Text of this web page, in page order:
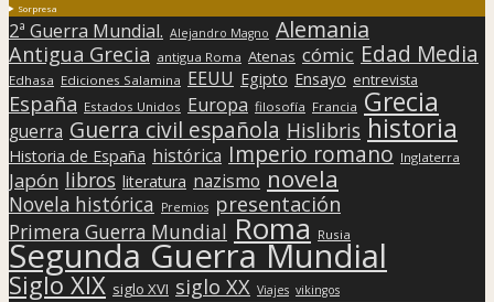
Sorpresa
2ª Guerra Mundial. Alejandro Magno Alemania
Antigua Grecia antigua Roma Atenas cómic Edad Media
Edhasa Ediciones Salamina EEUU Egipto Ensayo entrevista
España Estados Unidos Europa filosofía Francia Grecia
guerra Guerra civil española Hislibris historia
Historia de España histórica Imperio romano Inglaterra
Japón libros literatura nazismo novela
Novela histórica Premios presentación
Primera Guerra Mundial Roma Rusia
Segunda Guerra Mundial
Siglo XIX siglo XVI siglo XX Viajes vikingos